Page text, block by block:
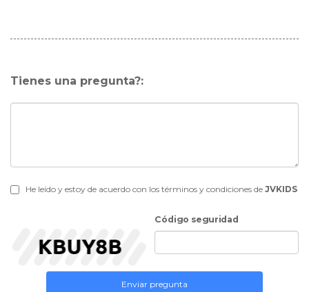
Tienes una pregunta?:
He leído y estoy de acuerdo con los términos y condiciones de JVKIDS
Código seguridad
Enviar pregunta